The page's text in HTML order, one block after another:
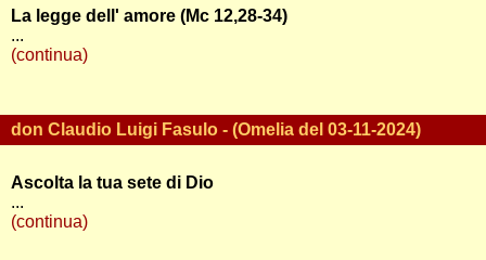
La legge dell' amore (Mc 12,28-34)
...
(continua)
don Claudio Luigi Fasulo - (Omelia del 03-11-2024)
Ascolta la tua sete di Dio
...
(continua)